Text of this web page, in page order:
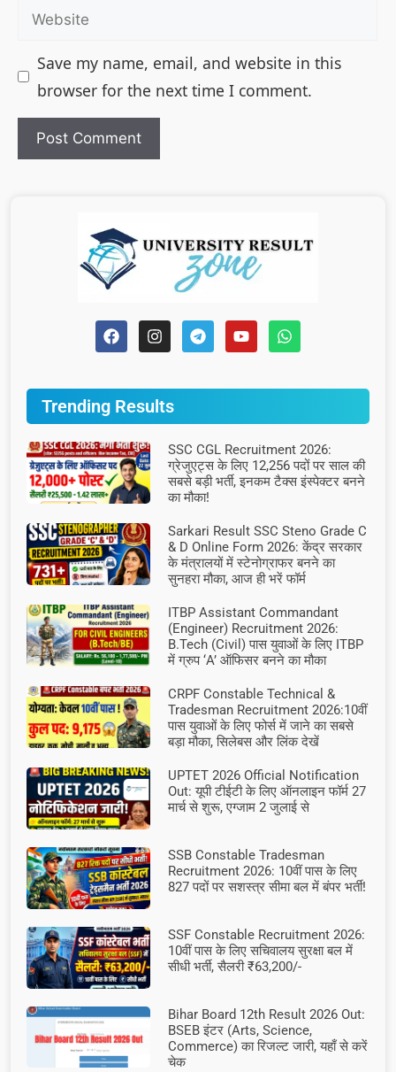
Save my name, email, and website in this
browser for the next time I comment.
Trending Results
SSC CGL Recruitment 2026:
ग्रेजुएट्स के लिए 12,256 पदों पर साल की
सबसे बड़ी भर्ती, इनकम टैक्स इंस्पेक्टर बनने
का मौका!
Sarkari Result SSC Steno Grade C
& D Online Form 2026: केंद्र सरकार
के मंत्रालयों में स्टेनोग्राफर बनने का
सुनहरा मौका, आज ही भरें फॉर्म
ITBP Assistant Commandant
(Engineer) Recruitment 2026:
B.Tech (Civil) पास युवाओं के लिए ITBP
में ग्रुप ‘A’ ऑफिसर बनने का मौका
CRPF Constable Technical &
Tradesman Recruitment 2026:10वीं
पास युवाओं के लिए फोर्स में जाने का सबसे
बड़ा मौका, सिलेबस और लिंक देखें
UPTET 2026 Official Notification
Out: यूपी टीईटी के लिए ऑनलाइन फॉर्म 27
मार्च से शुरू, एग्जाम 2 जुलाई से
SSB Constable Tradesman
Recruitment 2026: 10वीं पास के लिए
827 पदों पर सशस्त्र सीमा बल में बंपर भर्ती!
SSF Constable Recruitment 2026:
10वीं पास के लिए सचिवालय सुरक्षा बल में
सीधी भर्ती, सैलरी ₹63,200/-
Bihar Board 12th Result 2026 Out:
BSEB इंटर (Arts, Science,
Commerce) का रिजल्ट जारी, यहाँ से करें
चेक